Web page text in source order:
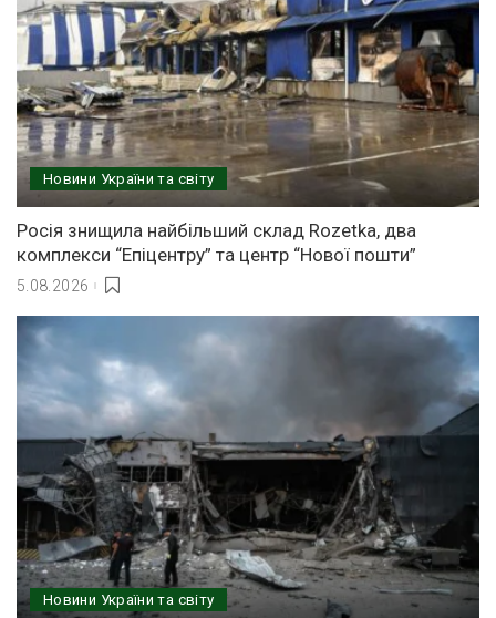
Новини України та світу
Росія знищила найбільший склад Rozetka, два
комплекси “Епіцентру” та центр “Нової пошти”
5.08.2026
Новини України та світу